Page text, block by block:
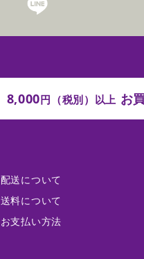
8,000円（税別）以上 お
配送について
送料について
お支払い方法